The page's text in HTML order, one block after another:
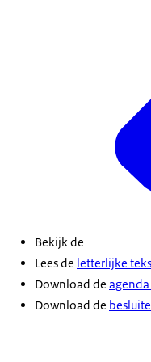
Samen met
geoordeeld
van de
wapens en
Oekraïne
Ukraine
kunnen
militaire steun.
onderzoek en
welvaart van
afhankelijk.
Bekijk de
Lees de letterlijke
Download de
Download de